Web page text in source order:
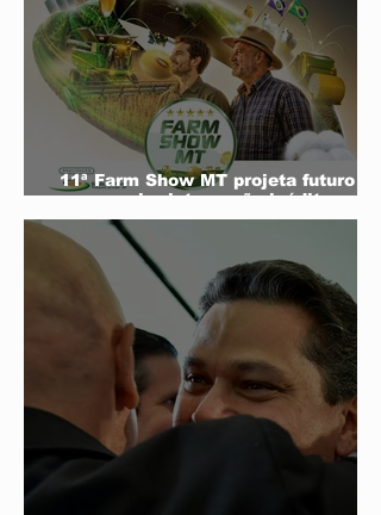
11ª Farm Show MT projeta futuro do
agro e mira integração inédita com a
sociedade